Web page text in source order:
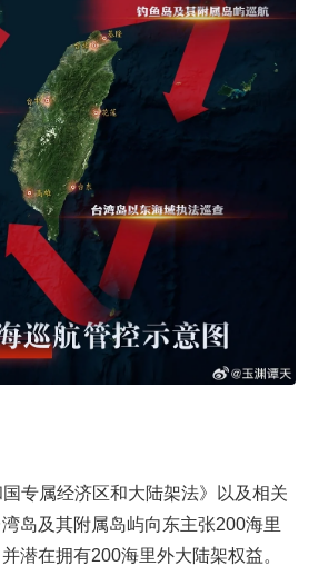
专属经济区和大陆架法》以及相关
岛及其附属岛屿向东主张200海里
潜在拥有200海里外大陆架权益。